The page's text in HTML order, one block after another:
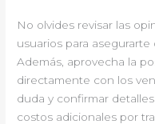
No olvides revisar las
usuarios para asegurarte
Además, aprovecha la
directamente con los
duda y confirmar
costos adicionales por